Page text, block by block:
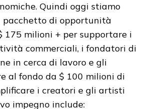
Quindi oggi stiamo
pacchetto di opportunità
175 milioni + per supportare i
commerciali, i fondatori di
in cerca di lavoro e gli
al fondo da $ 100 milioni di
i creatori e gli artisti
impegno include: